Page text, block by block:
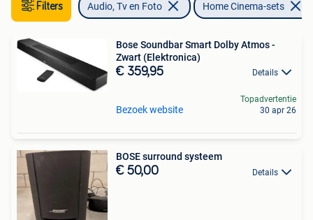
Filters Audio, Tv en Foto Home Cinema-sets
Bose Soundbar Smart Dolby Atmos -
Zwart (Elektronica)
€ 359,95 Details
Bezoek website
Topadvertentie
30 apr 26
BOSE surround systeem
€ 50,00 Details